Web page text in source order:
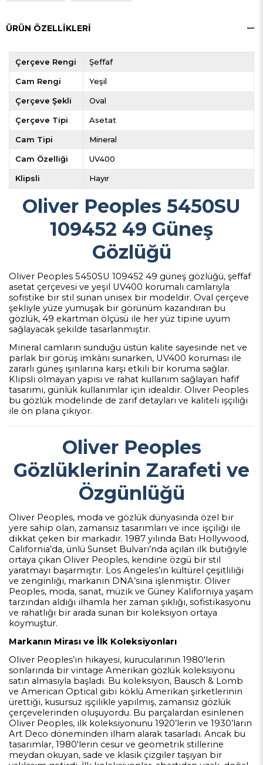
ÜRÜN ÖZELLIKLERI
Çerçeve Rengi Şeffaf
Cam Rengi Yeşil
Çerçeve Şekli Oval
Çerçeve Tipi Asetat
Cam Tipi Mineral
Cam Özelliği UV400
Klipsli Hayır
Oliver Peoples 5450SU
109452 49 Güneş
Gözlüğü
Oliver Peoples 5450SU 109452 49 güneş gözlüğü, şeffaf
asetat çerçevesi ve yeşil UV400 korumalı camlarıyla
sofistike bir stil sunan unisex bir modeldir. Oval çerçeve
şekliyle yüze yumuşak bir görünüm kazandıran bu
gözlük, 49 ekartman ölçüsü ile her yüz tipine uyum
sağlayacak şekilde tasarlanmıştır.
Mineral camların sunduğu üstün kalite sayesinde net ve
parlak bir görüş imkânı sunarken, UV400 koruması ile
zararlı güneş ışınlarına karşı etkili bir koruma sağlar.
Klipsli olmayan yapısı ve rahat kullanım sağlayan hafif
tasarımı, günlük kullanımlar için idealdir. Oliver Peoples
bu gözlük modelinde de zarif detayları ve kaliteli işçiliği
ile ön plana çıkıyor.
Oliver Peoples
Gözlüklerinin Zarafeti ve
Özgünlüğü
Oliver Peoples, moda ve gözlük dünyasında özel bir
yere sahip olan, zamansız tasarımları ve ince işçiliği ile
dikkat çeken bir markadır. 1987 yılında Batı Hollywood,
California’da, ünlü Sunset Bulvarı’nda açılan ilk butiğiyle
ortaya çıkan Oliver Peoples, kendine özgü bir stil
yaratmayı başarmıştır. Los Angeles’ın kültürel çeşitliliği
ve zenginliği, markanın DNA’sına işlenmiştir. Oliver
Peoples, moda, sanat, müzik ve Güney Kaliforniya yaşam
tarzından aldığı ilhamla her zaman şıklığı, sofistikasyonu
ve rahatlığı bir arada sunan bir koleksiyon ortaya
koymuştur.
Markanın Mirası ve İlk Koleksiyonları
Oliver Peoples’ın hikayesi, kurucularının 1980'lerin
sonlarında bir vintage Amerikan gözlük koleksiyonu
satın almasıyla başladı. Bu koleksiyon, Bausch & Lomb
ve American Optical gibi köklü Amerikan şirketlerinin
ürettiği, kusursuz işçilikle yapılmış, zamansız gözlük
çerçevelerinden oluşuyordu. Bu parçalardan esinlenen
Oliver Peoples, ilk koleksiyonunu 1920’lerin ve 1930’ların
Art Deco döneminden ilham alarak tasarladı. Ancak bu
tasarımlar, 1980'lerin cesur ve geometrik stillerine
meydan okuyan, sade ve klasik çizgiler taşıyan bir